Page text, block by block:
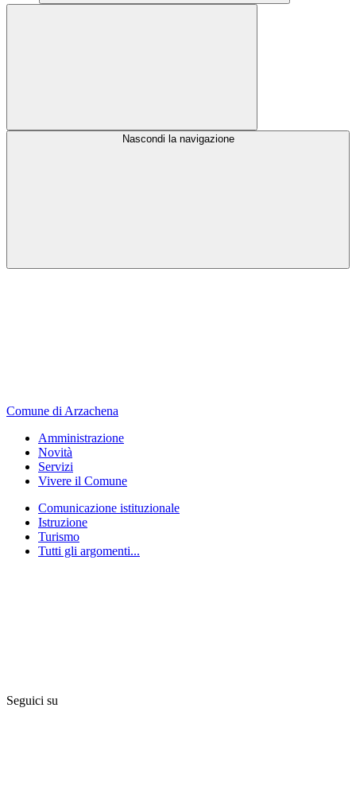
Nascondi la navigazione
Comune di Arzachena
Amministrazione
Novità
Servizi
Vivere il Comune
Comunicazione istituzionale
Istruzione
Turismo
Tutti gli argomenti...
Seguici su